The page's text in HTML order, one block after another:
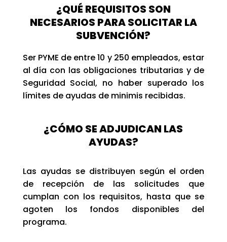
¿QUÉ REQUISITOS SON
NECESARIOS PARA SOLICITAR LA
SUBVENCIÓN?
Ser PYME de entre 10 y 250 empleados, estar
al día con las obligaciones tributarias y de
Seguridad Social, no haber superado los
límites de ayudas de minimis recibidas.
¿CÓMO SE ADJUDICAN LAS
AYUDAS?
Las ayudas se distribuyen según el orden
de recepción de las solicitudes que
cumplan con los requisitos, hasta que se
agoten los fondos disponibles del
programa.